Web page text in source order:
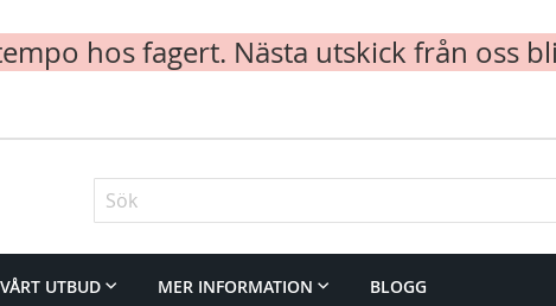
hos fagert. Nästa utskick från oss
Sök
VÅRT UTBUD MER INFORMATION BLOGG